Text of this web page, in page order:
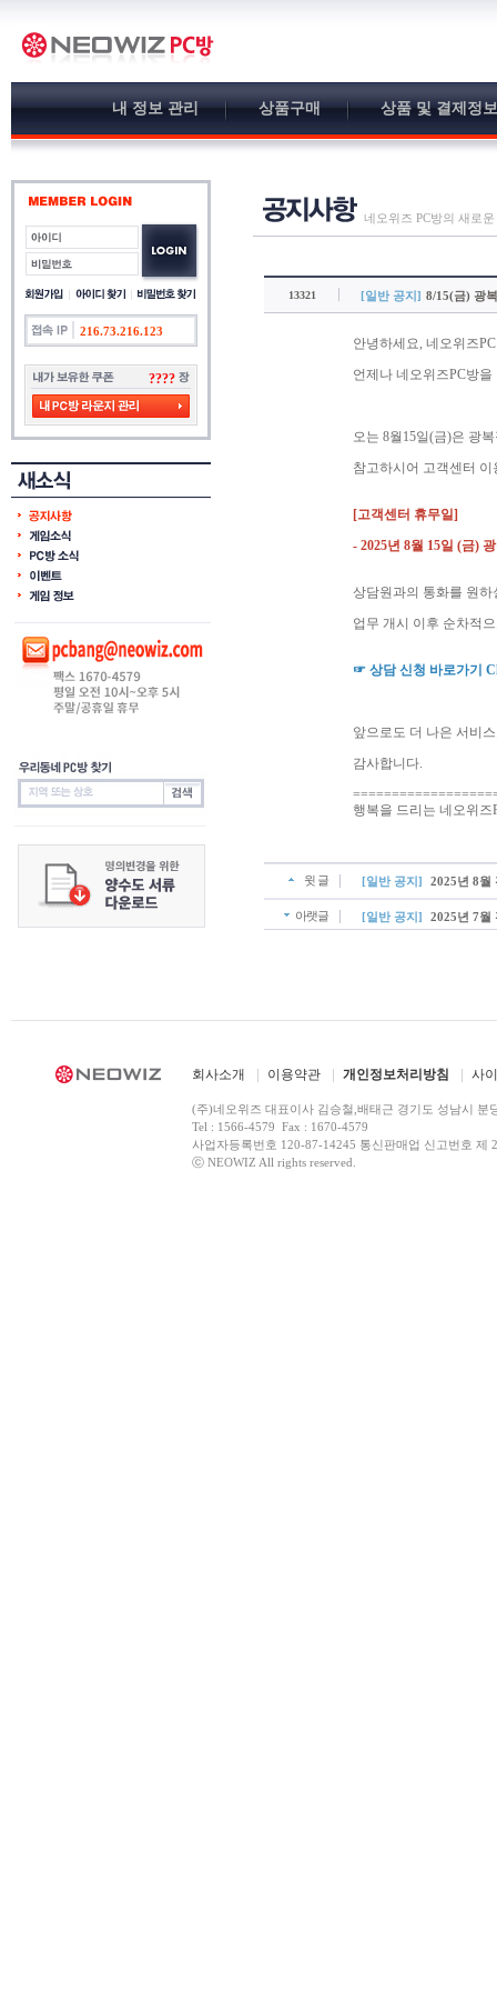
내 정보 관리 상품구매 상품 및 결제정보
216.73.216.123
????
네오위즈 PC방의 새로
13321 [일반 공지] 8/15(금) 광
안녕하세요, 네오위즈
언제나 네오위즈PC방
오는 8월15일(금)은 광
참고하시어 고객센터
[고객센터 휴무일]
- 2025년 8월 15일 (금)
상담원과의 통화를 원
업무 개시 이후 순차적
☞ 상담 신청 바로가기
앞으로도 더 나은 서비
감사합니다.
행복을 드리는 네오위즈
윗 글 [일반 공지] 2025년 8월
아랫글 [일반 공지] 2025년 7월
회사소개 이용약관 개인정보처리방침 사
(주)네오위즈 대표이사 김승철,배태근 경기도 성남시 분
Tel : 1566-4579 Fax : 1670-4579
사업자등록번호 120-87-14245 통신판매업 신고번호 제
ⓒ NEOWIZ All rights reserved.